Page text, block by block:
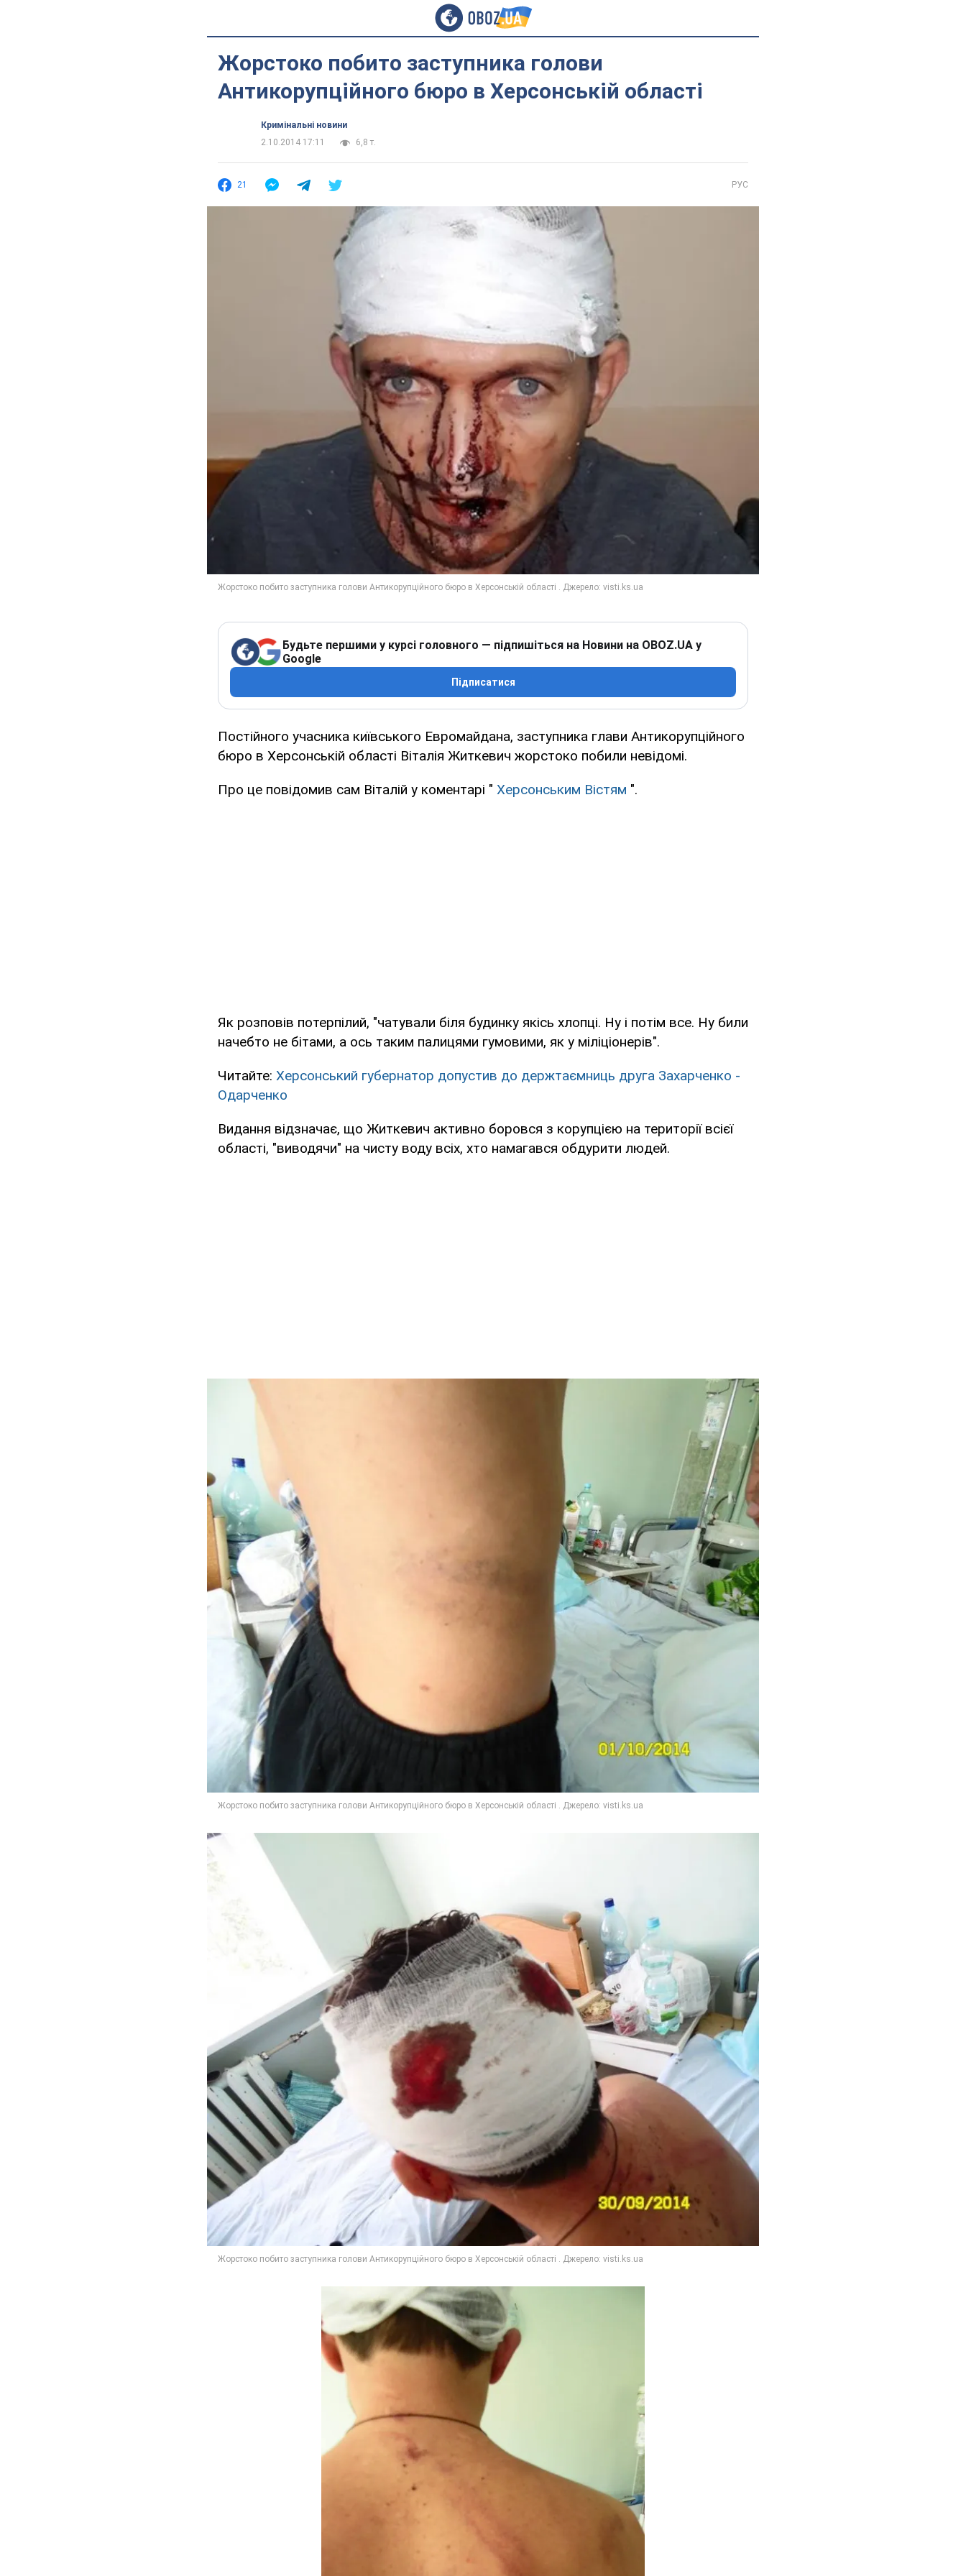
Жорстоко побито заступника голови
Антикорупційного бюро в Херсонській області
Кримінальні новини
2.10.2014 17:11
6,8 т.
21 РУС
Будьте першими у курсі головного — підпишіться на Новини на OBOZ.UA у
Google
Підписатися
Постійного учасника київського Евромайдана, заступника глави Антикорупційного
бюро в Херсонській області Віталія Житкевич жорстоко побили невідомі.
Про це повідомив сам Віталій у коментарі " Херсонським Вістям ".
Як розповів потерпілий, "чатували біля будинку якісь хлопці. Ну і потім все. Ну били
начебто не бітами, а ось таким палицями гумовими, як у міліціонерів".
Читайте: Херсонський губернатор допустив до держтаємниць друга Захарченко -
Одарченко
Видання відзначає, що Житкевич активно боровся з корупцією на території всієї
області, "виводячи" на чисту воду всіх, хто намагався обдурити людей.